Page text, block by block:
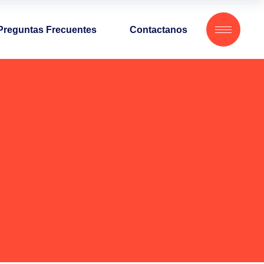
Frecuentes Contactanos